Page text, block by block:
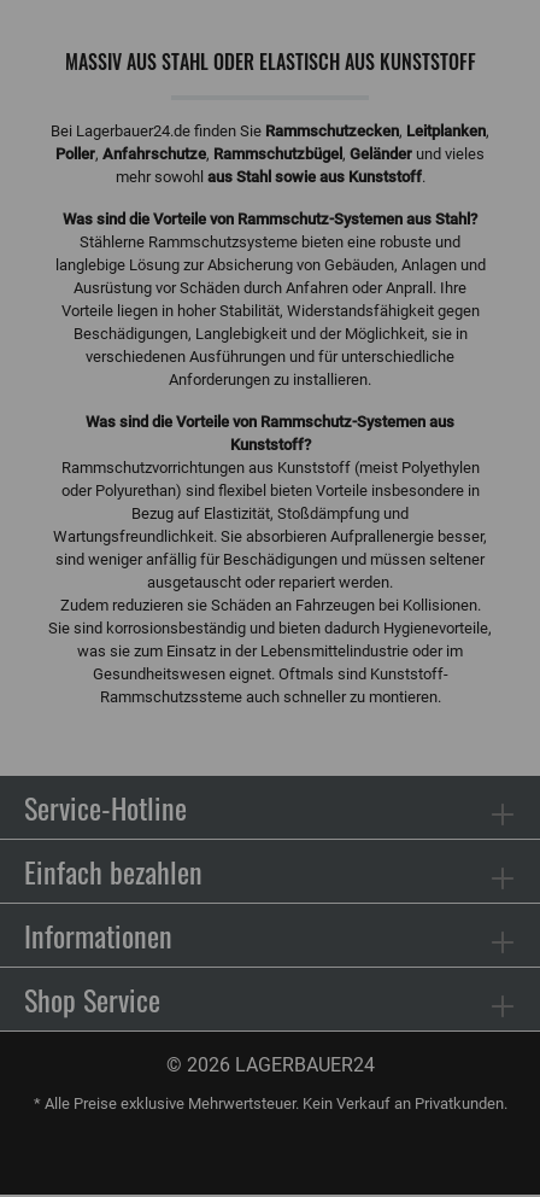
MASSIV AUS STAHL ODER ELASTISCH AUS KUNSTSTOFF
Bei Lagerbauer24.de finden Sie Rammschutzecken, Leitplanken,
Poller, Anfahrschutze, Rammschutzbügel , Geländer und vieles
mehr sowohl aus Stahl sowie aus Kunststoff.
Was sind die Vorteile von Rammschutz-Systemen aus Stahl?
Stählerne Rammschutzsysteme bieten eine robuste und
langlebige Lösung zur Absicherung von Gebäuden, Anlagen und
Ausrüstung vor Schäden durch Anfahren oder Anprall. Ihre
Vorteile liegen in hoher Stabilität, Widerstandsfähigkeit gegen
Beschädigungen, Langlebigkeit und der Möglichkeit, sie in
verschiedenen Ausführungen und für unterschiedliche
Anforderungen zu installieren.
Was sind die Vorteile von Rammschutz-Systemen aus
Kunststoff?
Rammschutzvorrichtungen aus Kunststoff (meist Polyethylen
oder Polyurethan) sind flexibel bieten Vorteile insbesondere in
Bezug auf Elastizität, Stoßdämpfung und
Wartungsfreundlichkeit. Sie absorbieren Aufprallenergie besser,
sind weniger anfällig für Beschädigungen und müssen seltener
ausgetauscht oder repariert werden.
Zudem reduzieren sie Schäden an Fahrzeugen bei Kollisionen.
Sie sind korrosionsbeständig und bieten dadurch Hygienevorteile,
was sie zum Einsatz in der Lebensmittelindustrie oder im
Gesundheitswesen eignet. Oftmals sind Kunststoff-
Rammschutzssteme auch schneller zu montieren.
Service-Hotline
Einfach bezahlen
Informationen
Shop Service
© 2026 LAGERBAUER24
* Alle Preise exklusive Mehrwertsteuer. Kein Verkauf an Privatkunden.